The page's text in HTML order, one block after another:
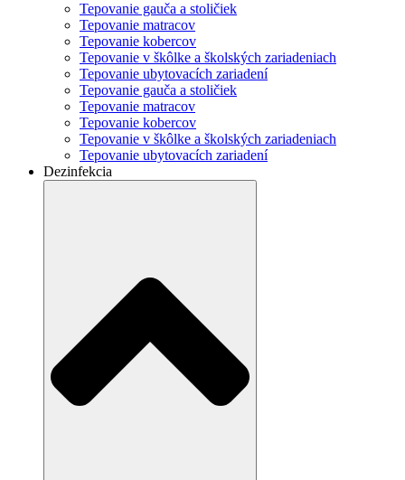
Tepovanie gauča a stoličiek
Tepovanie matracov
Tepovanie kobercov
Tepovanie v škôlke a školských zariadeniach
Tepovanie ubytovacích zariadení
Tepovanie gauča a stoličiek
Tepovanie matracov
Tepovanie kobercov
Tepovanie v škôlke a školských zariadeniach
Tepovanie ubytovacích zariadení
Dezinfekcia